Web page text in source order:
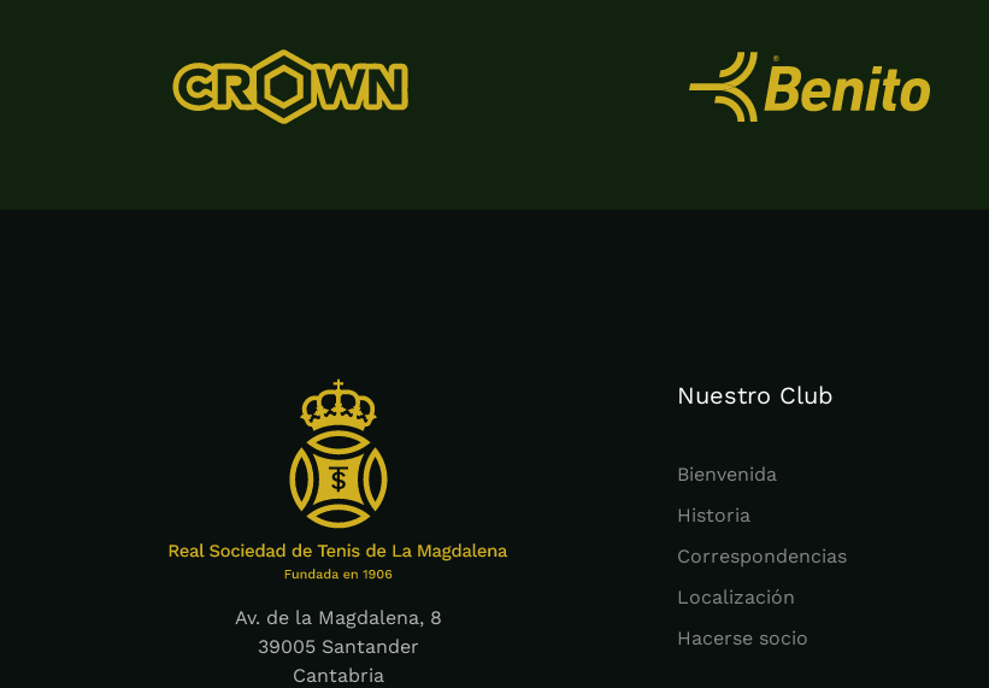
Av. de la Magdalena, 8
39005 Santander
Cantabria
Nuestro Club
Bienvenida
Historia
Correspondencias
Localización
Hacerse socio